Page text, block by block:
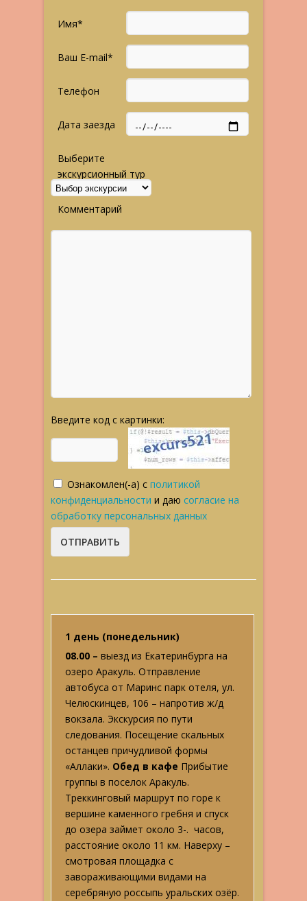
Имя*
Ваш E-mail*
Телефон
Дата заезда
Выберите
экскурсионный тур
Комментарий
Введите код с картинки:
Ознакомлен(-а) с политикой
конфиденциальности и даю согласие на
обработку персональных данных
1 день (понедельник)
08.00 – выезд из Екатеринбурга на
озеро Аракуль. Отправление
автобуса от Маринс парк отеля, ул.
Челюскинцев, 106 – напротив ж/д
вокзала. Экскурсия по пути
следования. Посещение скальных
останцев причудливой формы
«Аллаки». Обед в кафе Прибытие
группы в поселок Аракуль.
Треккинговый маршрут по горе к
вершине каменного гребня и спуск
до озера займет около 3-. часов,
расстояние около 11 км. Наверху –
смотровая площадка с
завораживающими видами на
серебряную россыпь уральских озёр.